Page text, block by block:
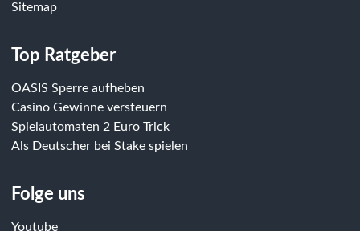
Sitemap
Top Ratgeber
OASIS Sperre aufheben
Casino Gewinne versteuern
Spielautomaten 2 Euro Trick
Als Deutscher bei Stake spielen
Folge uns
Youtube